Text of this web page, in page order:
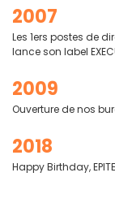
2007
Les 1ers postes de
lance son label
2009
Ouverture de nos
2018
Happy Birthday,